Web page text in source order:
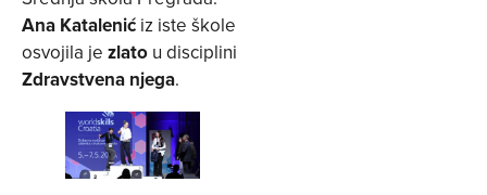
Ana Katalenić iz iste škole
osvojila je zlato u disciplini
Zdravstvena njega.